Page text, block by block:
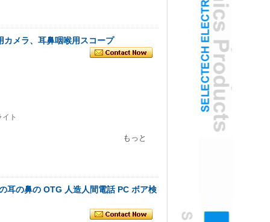
メラ、耳鼻咽喉用スコープ
ト
もっと
耳の鼻の OTG 人造人間電話 PC ボア検